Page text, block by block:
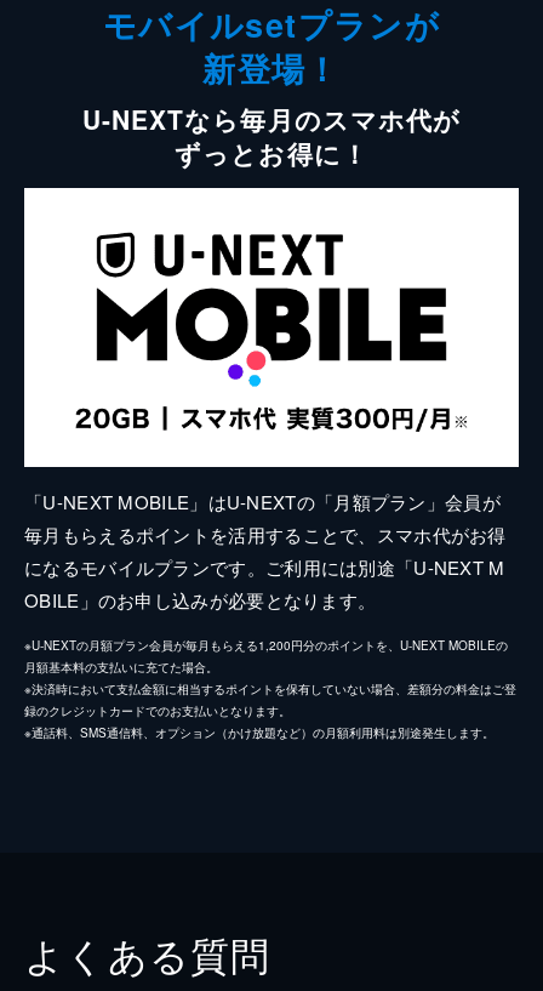
モバイルsetプランが
新登場！
U-NEXTなら毎月のスマホ代が
ずっとお得に！
「U-NEXT MOBILE」はU-NEXTの「月額プラン」会員が
毎月もらえるポイントを活用することで、スマホ代がお得
になるモバイルプランです。ご利用には別途「U-NEXT M
OBILE」のお申し込みが必要となります。
※U-NEXTの月額プラン会員が毎月もらえる1,200円分のポイントを、U-NEXT MOBILEの
月額基本料の支払いに充てた場合。
※決済時において支払金額に相当するポイントを保有していない場合、差額分の料金はご登
録のクレジットカードでのお支払いとなります。
※通話料、SMS通信料、オプション（かけ放題など）の月額利用料は別途発生します。
よくある質問